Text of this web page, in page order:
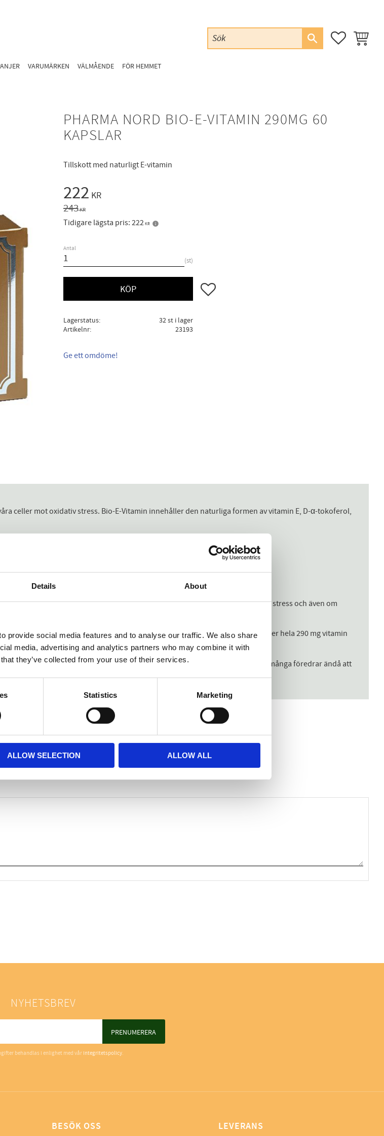
Details About
provide social media features and to analyse our traffic. We also share
media, advertising and analytics partners who may combine it with
they’ve collected from your use of their services.
Statistics Marketing
ALLOW SELECTION ALLOW ALL
FAVORITER
VARUMÄRKEN VÄLMÅENDE FÖR HEMMET
PHARMA NORD BIO-E-VITAMIN 290MG 60
KAPSLAR
Tillskott med naturligt E-vitamin
Nedsatt pris:
222 KR
Ordinarie pris:
243KR
Tidigare lägsta pris: 222KR
Antal
st
KÖP Lägg till i favoriter
Lagerstatus
32 st i lager
Artikelnr
23193
Ge ett omdöme!
celler mot oxidativ stress. Bio-E-Vitamin innehåller den naturliga formen av vitamin E, D-α-tokoferol,
vitaminer. Kroppen använder vitamin E för att skydda cellerna mot oxidativ stress och även om
sätt att se till att kroppen alltid får det vitamin E den behöver.
av vitamin E som är lätt för kroppen att ta upp och använda. Varje kapsel ger hela 290 mg vitamin
den väl tilltagna dosen gör detta till ett prisvärt alternativ.
att underlätta upptaget och du kan ta den dagliga kapseln när som helst men många föredrar ändå att
Facebook
TwitterLinkedInPinterest
NYHETSBREV
PRENUMERERA
behandlas i enlighet med vårintegritetspolicy.
BESÖK OSS LEVERANS